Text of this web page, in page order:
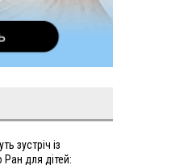
мотоциклісти
будівництвом
на Прикарпатті?
воїна
аби
зустріч із
для дітей: